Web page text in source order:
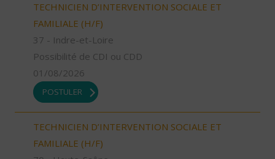
TECHNICIEN D’INTERVENTION SOCIALE ET
FAMILIALE (H/F)
37 - Indre-et-Loire
Possibilité de CDI ou CDD
01/08/2026
POSTULER
TECHNICIEN D’INTERVENTION SOCIALE ET
FAMILIALE (H/F)